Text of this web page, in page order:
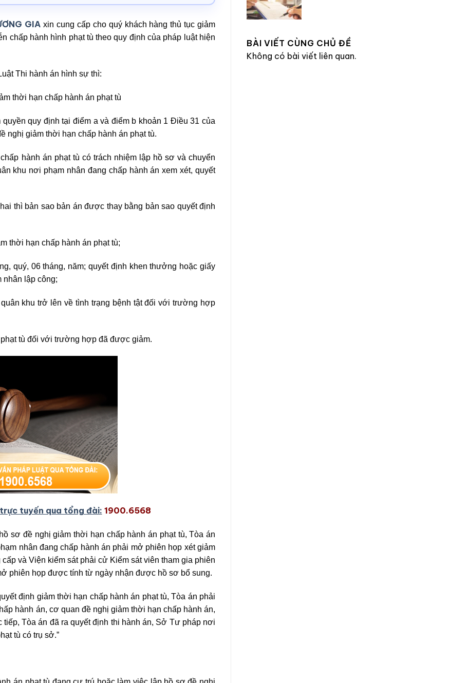
GIA xin cung cấp cho quý khách hàng thủ tục giảm
chấp hành hình phạt tù theo quy định của pháp luật hiện
Thi hành án hình sự thì:
thời hạn chấp hành án phạt tù
quyền quy định tại điểm a và điểm b khoản 1 Điều 31 của
nghị giảm thời hạn chấp hành án phạt tù.
hành án phạt tù có trách nhiệm lập hồ sơ và chuyển
khu nơi phạm nhân đang chấp hành án xem xét, quyết
thì bản sao bản án được thay bằng bản sao quyết định
thời hạn chấp hành án phạt tù;
quý, 06 tháng, năm; quyết định khen thưởng hoặc giấy
nhân lập công;
khu trở lên về tình trạng bệnh tật đối với trường hợp
tù đối với trường hợp đã được giảm.
tuyến qua tổng đài: 1900.6568
sơ đề nghị giảm thời hạn chấp hành án phạt tù, Tòa án
nhân đang chấp hành án phải mở phiên họp xét giảm
và Viện kiểm sát phải cử Kiểm sát viên tham gia phiên
phiên họp được tính từ ngày nhận được hồ sơ bổ sung.
định giảm thời hạn chấp hành án phạt tù, Tòa án phải
hành án, cơ quan đề nghị giảm thời hạn chấp hành án,
Tòa án đã ra quyết định thi hành án, Sở Tư pháp nơi
tù có trụ sở.”
BÀI VIẾT CÙNG CHỦ ĐỀ
Không có bài viết liên quan.